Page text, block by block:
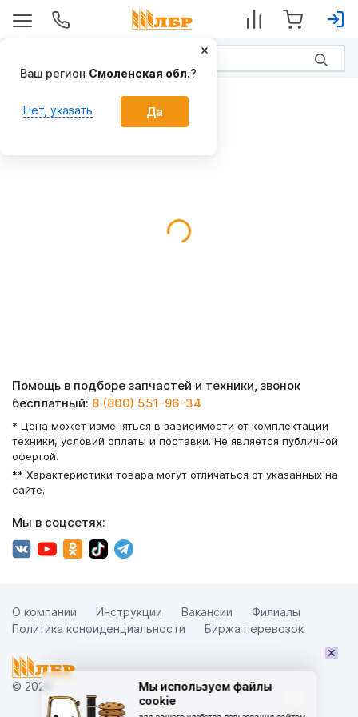
Мы используем файлы
cookie
Помощь в подборе запчастей и техники, звонок
бесплатный: 8 (800) 551-96-34
* Цена может изменяться в зависимости от комплектации
техники, условий оплаты и поставки. Не является публичной
офертой.
** Характеристики товара могут отличаться от указанных на
сайте.
Мы в соцсетях:
© 2026
О компании Инструкции Вакансии
Филиалы
Политика конфиденциальности
Биржа перевозок
×
Ваш регион Смоленская обл.?
Нет, указать Да